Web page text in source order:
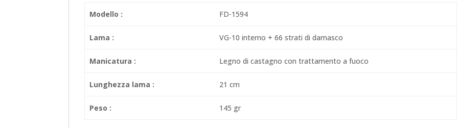
Modello : FD-1594
Lama : VG-10 interno + 66 strati di damasco
Manicatura : Legno di castagno con trattamento a fuoco
Lunghezza lama : 21 cm
Peso : 145 gr